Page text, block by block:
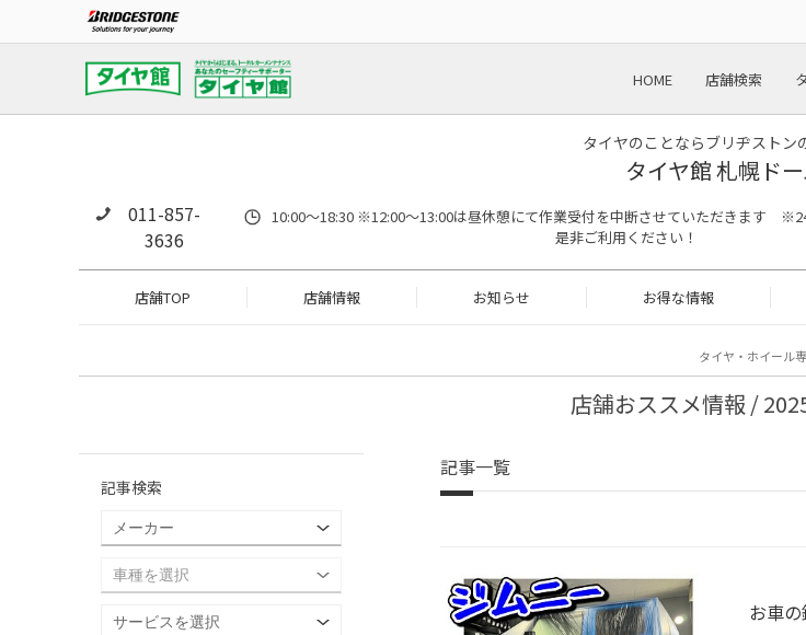
HOME 店舗検索
タイヤのことならブリヂストン
タイヤ館 札幌ド
011-857-
3636
10:00～18:30 ※12:00～13:00は昼休憩にて作業受付を中断させていただきます
是非ご利用ください！
店舗TOP 店舗情報 お知らせ お得な情報
タイヤ・ホイール
店舗おススメ情報 /
記事一覧
お車
記事検索